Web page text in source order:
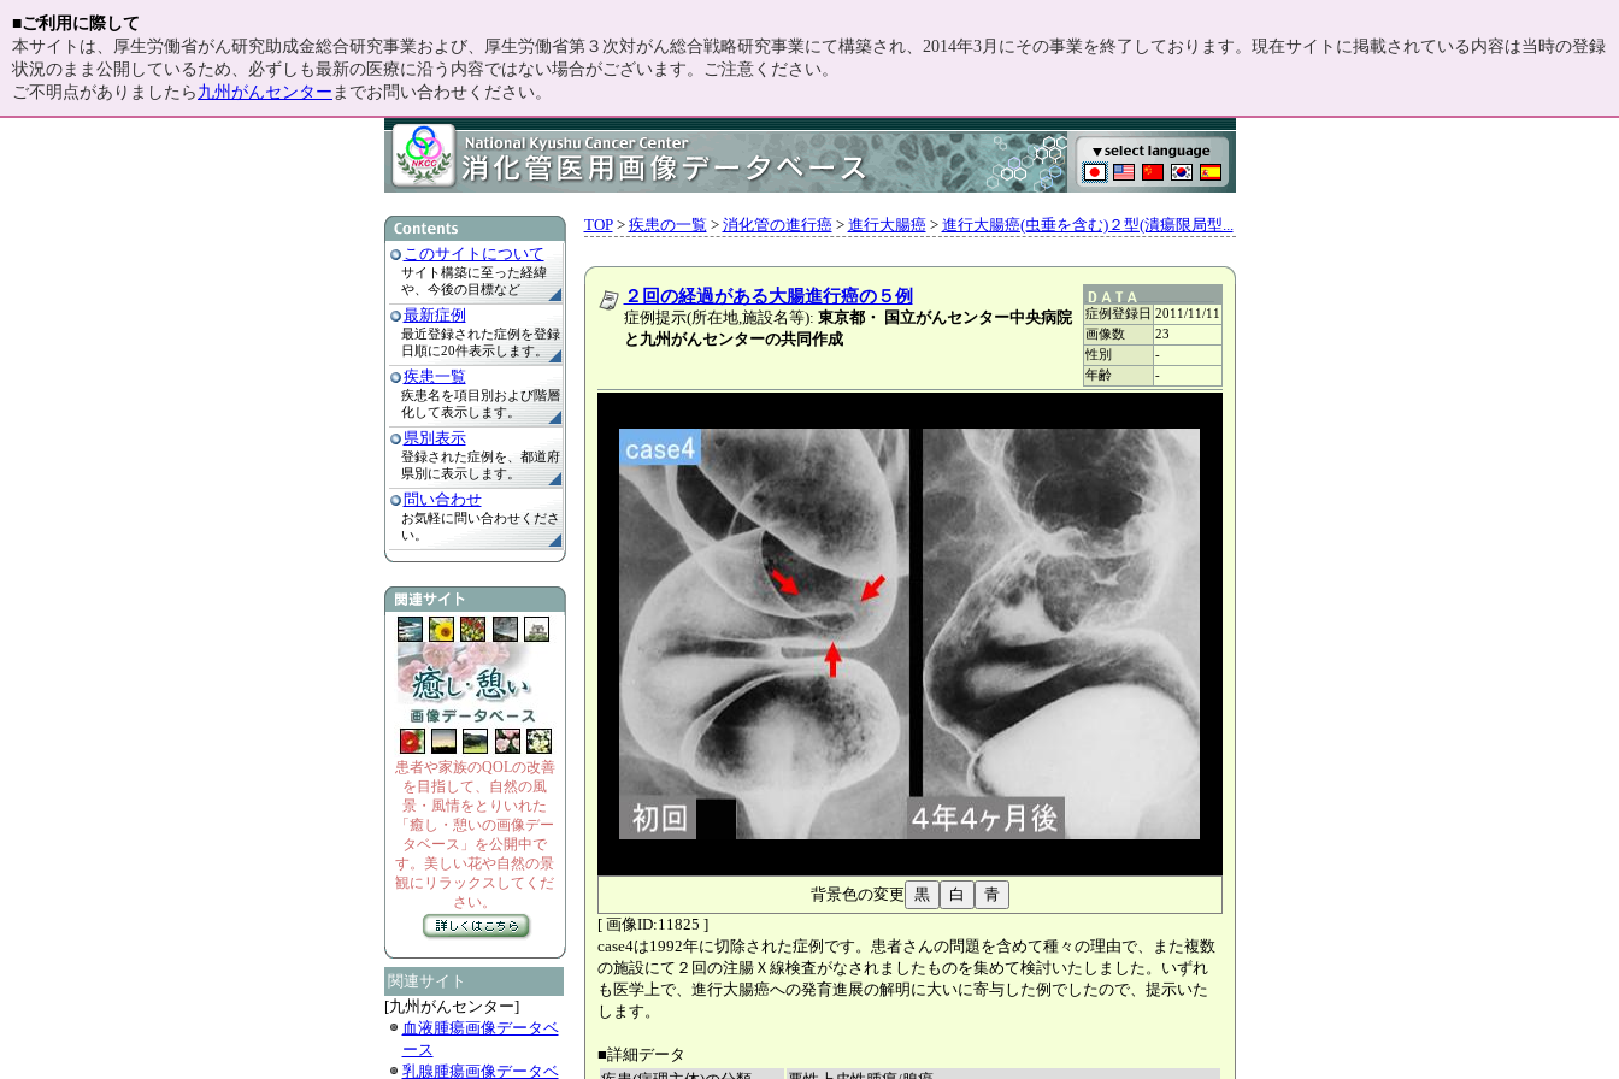
■ご利用に際して
本サイトは、厚生労働省がん研究助成金総合研究事業および、厚生労働省第３次対がん総合戦略研究事業にて構築され、2014年3月にその事業を終了しております。現在サイトに掲載されている内容は当時の登録
状況のまま公開しているため、必ずしも最新の医療に沿う内容ではない場合がございます。ご注意ください。
ご不明点がありましたら 九州がんセンター までお問い合わせください。
このサイトについて
サイト構築に至った経緯
や、今後の目標など
最新症例
最近登録された症例を登録
日順に20件表示します。
疾患一覧
疾患名を項目別および階層
化して表示します。
県別表示
登録された症例を、都道府
県別に表示します。
問い合わせ
お気軽に問い合わせくださ
い。
患者や家族のQOLの改善
を目指して、自然の風
景・風情をとりいれた
「癒し・憩いの画像デー
タベース」を公開中で
す。美しい花や自然の景
観にリラックスしてくだ
さい。
関連サイト
[九州がんセンター]
血液腫瘍画像データベ
ース
乳腺腫瘍画像データベ
TOP> 疾患の一覧 > 消化管の進行癌> 進行大腸癌> 進行大腸癌(虫垂を含む)２型(潰瘍限局型...
２回の経過がある大腸進行癌の５例
症例提示(所在地,施設名等): 東京都・ 国立がんセンター中央病院
と九州がんセンターの共同作成
症例登録日 2011/11/11
画像数
23
性別
-
年齢
-
背景色の変更
[ 画像ID:11825 ]
case4は1992年に切除された症例です。患者さんの問題を含めて種々の理由で、また複数
の施設にて２回の注腸Ｘ線検査がなされましたものを集めて検討いたしました。いずれ
も医学上で、進行大腸癌への発育進展の解明に大いに寄与した例でしたので、提示いた
します。
■詳細データ